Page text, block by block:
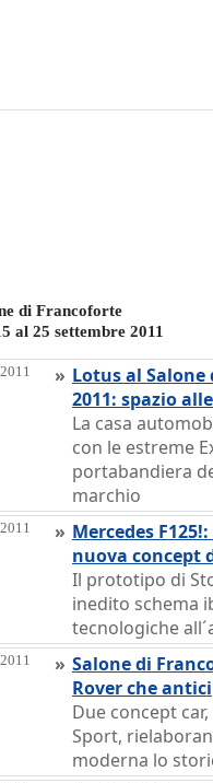
di Francoforte
al 25 settembre 2011
» Lotus al
2011: spazio
La casa
con le estreme
portabandiera
marchio
» Mercedes
nuova concept
Il prototipo di
inedito schema
tecnologiche
» Salone di
Rover che
Due concept car,
Sport,
moderna lo